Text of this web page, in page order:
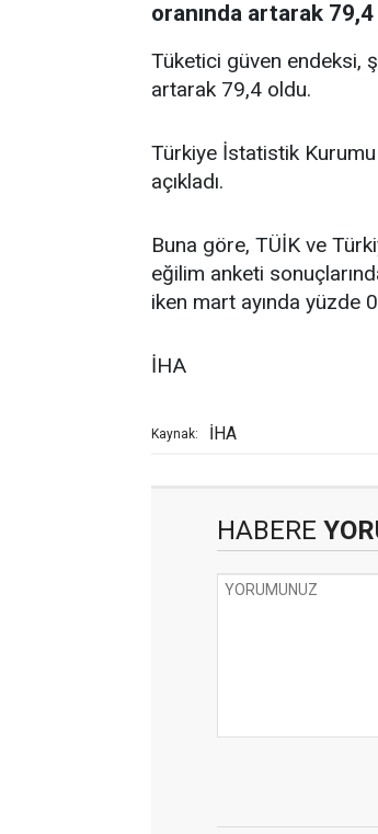
oranında artarak
Tüketici güven endeksi,
artarak 79,4 oldu.
Türkiye İstatistik
açıkladı.
Buna göre, TÜİK ve
eğilim anketi
iken mart ayında yüzde
İHA
Kaynak: İHA
HABERE